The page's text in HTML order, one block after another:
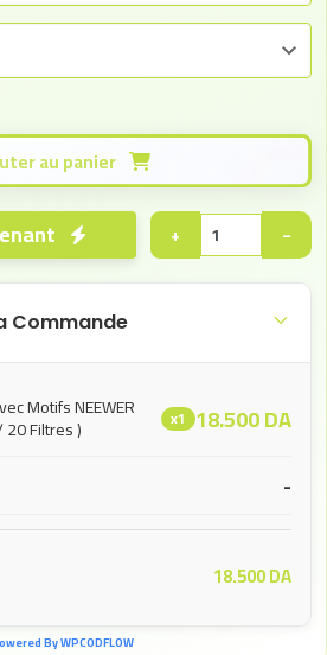
−
+
Acheter maintenant
Commande
Motifs NEEWER
20 Filtres ) x1 18.500DA
-
18.500DA
By WPCODFLOW